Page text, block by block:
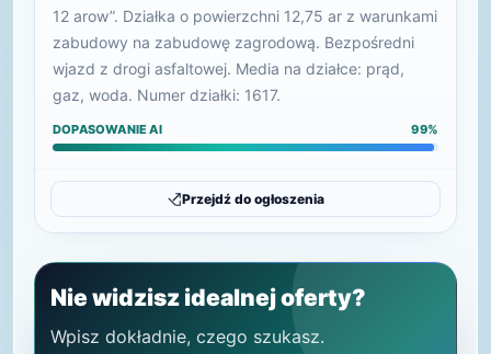
12 arow”. Działka o powierzchni 12,75 ar z warunkami
zabudowy na zabudowę zagrodową. Bezpośredni
wjazd z drogi asfaltowej. Media na działce: prąd,
gaz, woda. Numer działki: 1617.
DOPASOWANIE AI 99%
Przejdź do ogłoszenia
Nie widzisz idealnej oferty?
Wpisz dokładnie, czego szukasz.